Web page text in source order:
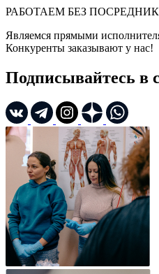
РАБОТАЕМ БЕЗ
Являемся прямыми
Конкуренты заказывают у нас!
Подписывайтесь в